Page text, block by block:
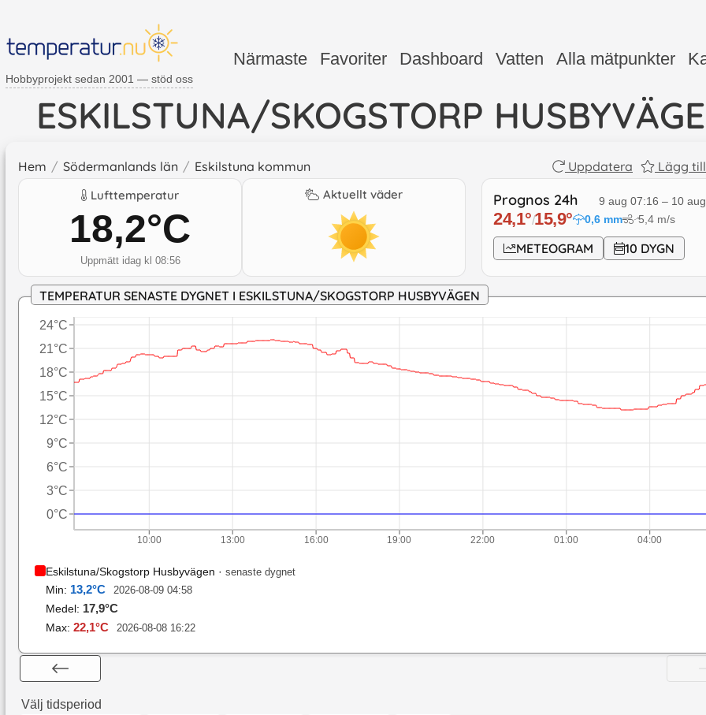
Hobbyprojekt sedan 2001 — stöd oss
Närmaste Favoriter Dashboard Vatten Alla mätpunkter
ESKILSTUNA/SKOGSTORP
Hem / Södermanlands län / Eskilstuna kommun Uppdatera Lägg
Lufttemperatur
18,2°C
Uppmätt idag kl 08:56
Aktuellt väder Prognos 24h 9 aug 07:16 – 10
24,1°/15,9° 0,6 mm ↓5,4 m/s
METEOGRAM 10 DYGN
TEMPERATUR SENASTE DYGNET I ESKILSTUNA/SKOGSTORP HUSBYVÄGEN
10:00 13:00 16:00 19:00 22:00 01:00 04:00
0°C
3°C
6°C
9°C
12°C
15°C
18°C
21°C
24°C
Eskilstuna/Skogstorp Husbyvägen · senaste dygnet
Min: 13,2°C 2026-08-09 04:58
Medel: 17,9°C
Max: 22,1°C 2026-08-08 16:22
Välj tidsperiod